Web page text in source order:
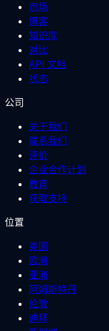
市场
博客
知识库
对比
API 文档
状态
公司
关于我们
联系我们
评价
企业合作计划
教育
获取支持
位置
美国
欧洲
亚洲
阿姆斯特丹
伦敦
迪拜